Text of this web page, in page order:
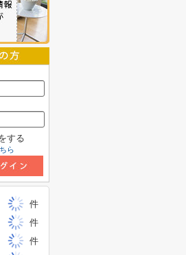
する
ら
件
件
件